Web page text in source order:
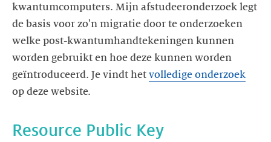
kwantumcomputers. Mijn afstudeeronderzoek legt
de basis voor zo'n migratie door te onderzoeken
welke post-kwantumhandtekeningen kunnen
worden gebruikt en hoe deze kunnen worden
geïntroduceerd. Je vindt het volledige onderzoek
op deze website.
Resource Public Key